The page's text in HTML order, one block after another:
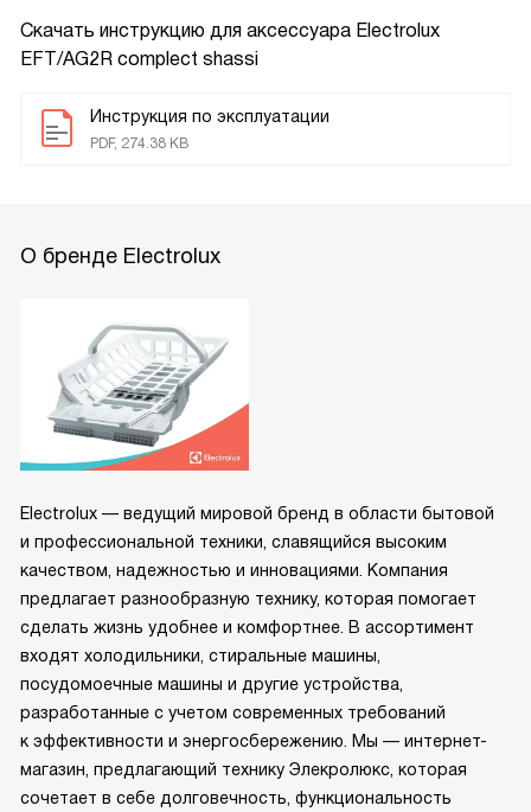
Скачать инструкцию для аксессуара Electrolux
EFT/AG2R complect shassi
Инструкция по эксплуатации
PDF, 274.38 KB
О бренде Electrolux
Electrolux — ведущий мировой бренд в области бытовой
и профессиональной техники, славящийся высоким
качеством, надежностью и инновациями. Компания
предлагает разнообразную технику, которая помогает
сделать жизнь удобнее и комфортнее. В ассортимент
входят холодильники, стиральные машины,
посудомоечные машины и другие устройства,
разработанные с учетом современных требований
к эффективности и энергосбережению. Мы — интернет-
магазин, предлагающий технику Элекролюкс, которая
сочетает в себе долговечность, функциональность